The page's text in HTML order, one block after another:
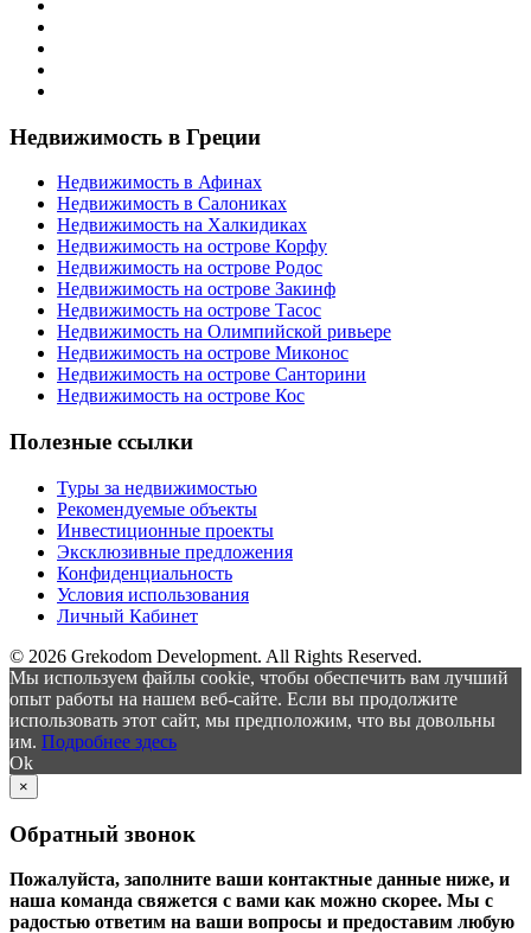
Недвижимость в Греции
Недвижимость в Афинах
Недвижимость в Салониках
Недвижимость на Халкидиках
Недвижимость на острове Корфу
Недвижимость на острове Родос
Недвижимость на острове Закинф
Недвижимость на острове Тасос
Недвижимость на Олимпийской ривьере
Недвижимость на острове Миконос
Недвижимость на острове Санторини
Недвижимость на острове Кос
Полезные ссылки
Туры за недвижимостью
Рекомендуемые объекты
Инвестиционные проекты
Эксклюзивные предложения
Конфиденциальность
Условия использования
Личный Кабинет
© 2026 Grekodom Development. All Rights Reserved.
Мы используем файлы cookie, чтобы обеспечить вам лучший
опыт работы на нашем веб-сайте. Если вы продолжите
использовать этот сайт, мы предположим, что вы довольны
им. Подробнее здесь
Ok
×
Обратный звонок
Пожалуйста, заполните ваши контактные данные ниже, и
наша команда свяжется с вами как можно скорее. Мы с
радостью ответим на ваши вопросы и предоставим любую